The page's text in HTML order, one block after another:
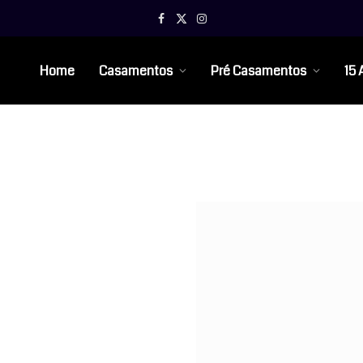
Facebook
X
Instagram
Home Casamentos Pré Casamentos 15